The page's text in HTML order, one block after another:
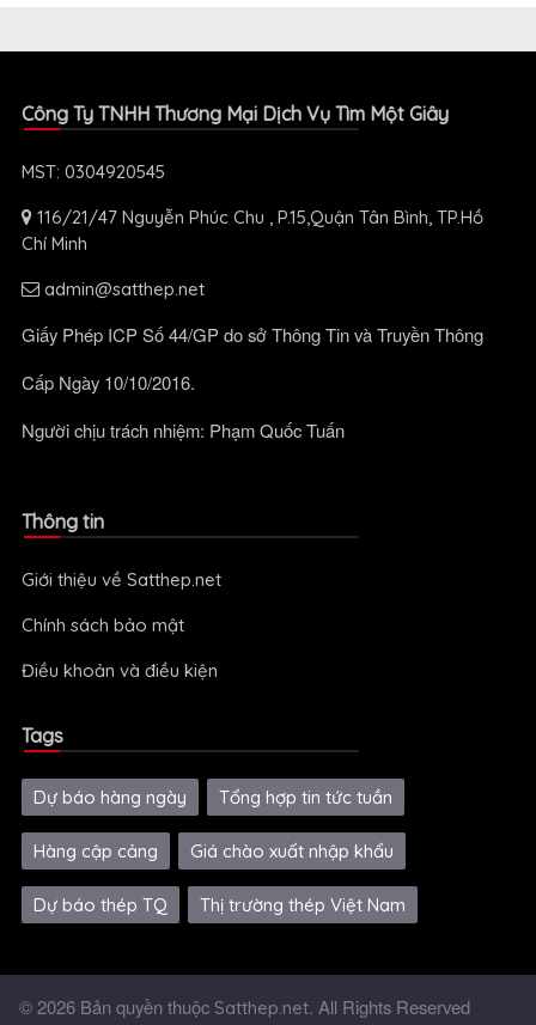
Công Ty TNHH Thương Mại Dịch Vụ Tìm Một Giây
MST: 0304920545
116/21/47 Nguyễn Phúc Chu , P.15,Quận Tân Bình, TP.Hồ
Chí Minh
admin@satthep.net
Giấy Phép ICP Số 44/GP do sở Thông Tin và Truyền Thông
Cấp Ngày 10/10/2016.
Người chịu trách nhiệm: Phạm Quốc Tuấn
Thông tin
Giới thiệu về Satthep.net
Chính sách bảo mật
Điều khoản và điều kiện
Tags
Dự báo hàng ngày Tổng hợp tin tức tuần
Hàng cập cảng Giá chào xuất nhập khẩu
Dự báo thép TQ Thị trường thép Việt Nam
© 2026 Bản quyền thuộc Satthep.net. All Rights Reserved